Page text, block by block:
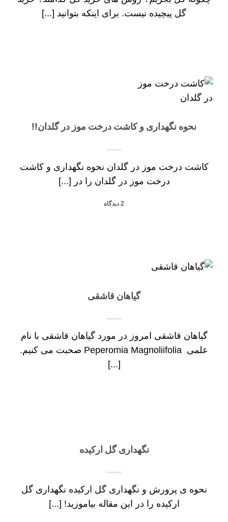
گل پیچیده نیست. برای اینکه بتوانید [...]
نحوه نگهداری و کاشت درخت موز در گلدان!!
کاشت درخت موز در گلدان نحوه نگهداری و کاشت
درخت موز در گلدان را در [...]
2 دیدگاه
گیاهان قاشقی
گیاهان قاشقی امروز در مورد گیاهان قاشقی با نام
علمی Peperomia Magnoliifolia صحبت می کنیم.
[...]
نگهداری گل ارکیده
نحوه ی پرورش و نگهداری گل ارکیده نگهداری گل
ارکیده را در این مقاله بیاموزید! [...]